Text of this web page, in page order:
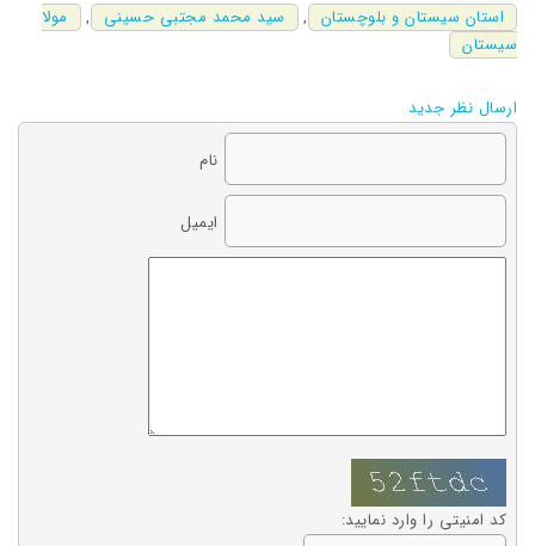
استان سیستان و بلوچستان
, سید محمد مجتبی حسینی ,
مولا
سیستان
ارسال نظر جدید
نام
ایمیل
کد امنیتی را وارد نمایید: